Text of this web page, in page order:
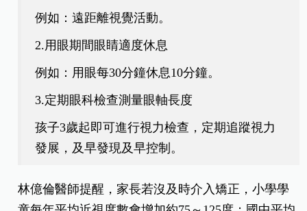
例如：遠距離視覺活動。
2.用眼期間眼睛適度休息
例如：用眼每30分鐘休息10分鐘。
3.定期眼科檢查測量眼軸長度
孩子3歲起即可進行視力檢查，定期追蹤視力
發展，及早發現及早控制。
林億倫醫師提醒，家長若沒及時介入矯正，小學學